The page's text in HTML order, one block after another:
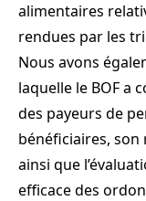
alimentaires
rendues par les
Nous avons
laquelle le BOF a
des payeurs de
bénéficiaires, son
ainsi que
efficace des